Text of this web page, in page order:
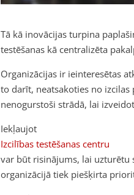
Tā kā inovācijas turpina
testēšanas kā centralizēta
Organizācijas ir ieinteresētas
to darīt, neatsakoties no izcilas
nenogurstoši strādā, lai
Iekļaujot
Izcilības testēšanas centru
var būt risinājums, lai uzturētu
organizācijā tiek piešķirta